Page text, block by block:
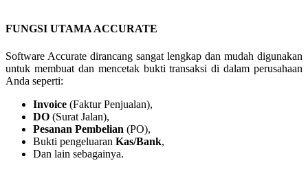
FUNGSI UTAMA ACCURATE
Software Accurate dirancang sangat lengkap dan mudah digunakan
untuk membuat dan mencetak bukti transaksi di dalam perusahaan
Anda seperti:
Invoice (Faktur Penjualan),
DO (Surat Jalan),
Pesanan Pembelian (PO),
Bukti pengeluaran Kas/Bank,
Dan lain sebagainya.